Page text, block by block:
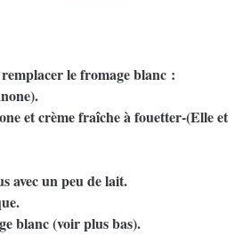
le fromage blanc :
et crème fraîche à fouetter-(Elle et
avec un peu de lait.
blanc (voir plus bas).